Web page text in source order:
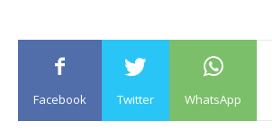
Facebook Twitter WhatsApp